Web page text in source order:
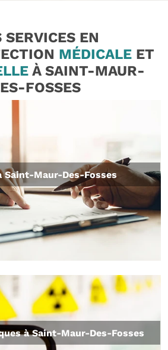
SERVICES EN
MÉDICALEET
À SAINT-MAUR-
FOSSES
Saint-Maur-Des-Fosses
à Saint-Maur-Des-Fosses